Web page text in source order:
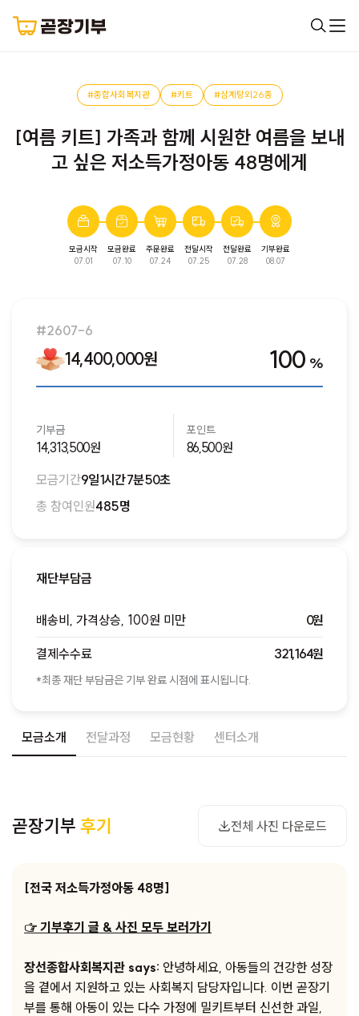
#종합사회복지관 #키트 #삼계탕외26종
[여름 키트] 가족과 함께 시원한 여름을 보내
고 싶은 저소득가정아동 48명에게
모금시작
07.01
모금완료
07.10
주문완료
07.24
전달시작
07.25
전달완료
07.28
기부완료
08.07
모금소개 전달과정 모금현황 센터소개
곧장기부 후기 전체 사진 다운로드
사진 다운로드
[전국 저소득가정아동 48명]
☞ 기부후기 글 & 사진 모두 보러가기
장선종합사회복지관 says: 안녕하세요, 아동들의 건강한 성장
을 곁에서 지원하고 있는 사회복지 담당자입니다. ​이번 곧장기
부를 통해 아동이 있는 다수 가정에 밀키트부터 신선한 과일,
완료된 모금입니다. 다음 모금에서 만나요!
#2607-6
14,400,000원 100 %
기부금
14,313,500원
포인트
86,500원
모금기간9일 1시간 7분 50초
총 참여인원485명
재단부담금
배송비, 가격상승, 100원 미만 0원
결제수수료 321,164원
*최종 재단 부담금은 기부 완료 시점에 표시됩니다.